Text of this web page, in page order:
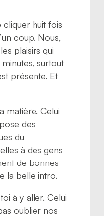
huit fois
coup. Nous,
plaisirs qui
surtout
présente. Et
matière. Celui
des
du
à des gens
de bonnes
la belle intro.
à y aller. Celui
oublier nos